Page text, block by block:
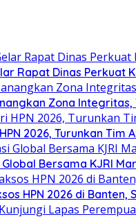
Rapat Dinas Perkuat
Zona
2026, Turunkan Tim
Bersama KJRI
HPN 2026 di Banten,